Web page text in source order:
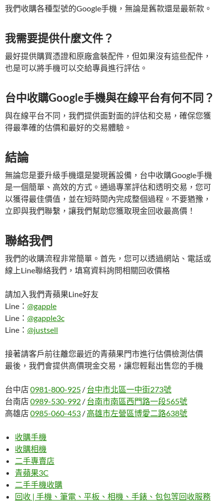
我們收購各種型號的Google手機，無論是舊款還是最新款。
我需要提供什麼文件？
最好提供購買憑證和原廠盒裝配件，但如果沒有這些配件，
也是可以將手機可以交給專員進行評估。
台中收購Google手機與在線平台有何不同？
與在線平台不同，我們提供面對面的評估和交易，確保您獲
得最準確的估價和最好的交易體驗。
結論
無論您是要升級手機還是變現舊設備，台中收購Google手機
是一個簡單、高效的方式。通過專業評估和透明交易，您可
以獲得最佳價值，並在短時間內完成整個過程。不要猶豫，
立即與我們聯繫，讓我們幫助您獲取現金回收最高價！
聯絡我們
我們的收購流程非常簡單。首先，您可以透過網站、電話或
線上Line聯絡我們，填寫資料詢問相關回收價格
請加入我們青蘋果Line好友
Line： @gapple
Line： @gapple3c
Line： @justsell
接著請客戶前往離您最近的青蘋果門市進行估價檢測估價
最後，我們會提供高價現金交易，讓您輕鬆出售您的手機
台中店 0981-800-925 / 台中市北區一中街273號
台南店 0989-530-992 / 台南市南區西門路一段565號
高雄店 0985-060-453 / 高雄市左營區博愛二路638號
收購手機
收購相機
二手專賣店
青蘋果3C
二手手機收購
回收 | 手機、筆電、平板、相機、手錶、包包等回收服務